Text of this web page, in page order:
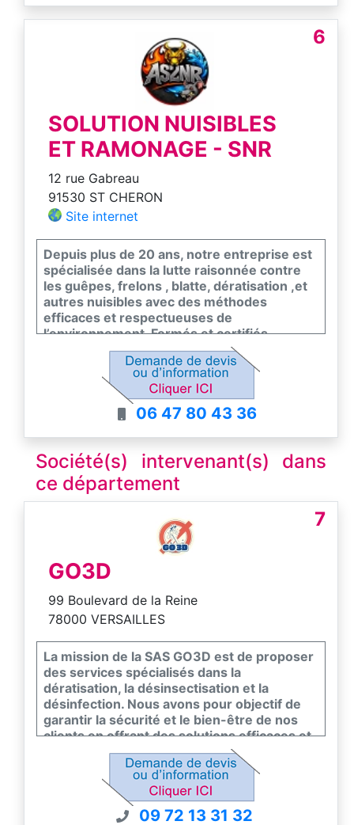
6
SOLUTION NUISIBLES
ET RAMONAGE - SNR
12 rue Gabreau
91530 ST CHERON
Site internet
Depuis plus de 20 ans, notre entreprise est
spécialisée dans la lutte raisonnée contre
les guêpes, frelons , blatte, dératisation ,et
autres nuisibles avec des méthodes
efficaces et respectueuses de
l’environnement. Formés et certifiés
(Certibiocide, Certiphyto), nous assurons
des interventions rapides, garanties et
disponibles 7j/7.
Egalement apiculteur, nous privilégions des
solutions adaptées afin de protéger votre
gratuits.
06 47 80 43 36
Société(s) intervenant(s) dans
ce département
7
GO3D
99 Boulevard de la Reine
78000 VERSAILLES
La mission de la SAS GO3D est de proposer
des services spécialisés dans la
dératisation, la désinsectisation et la
désinfection. Nous avons pour objectif de
garantir la sécurité et le bien-être de nos
clients en offrant des solutions efficaces et
respectueuses de l’environnement pour
éliminer les nuisibles et assainir leurs
espaces de vie et de travail.
09 72 13 31 32